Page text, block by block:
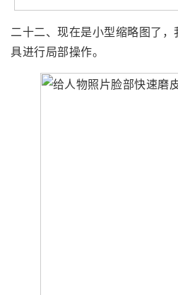
二十二、现在是小型缩略图了
具进行局部操作。